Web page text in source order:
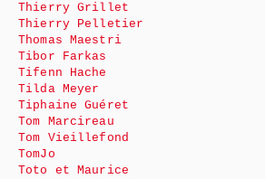
Thierry Grillet
Thierry Pelletier
Thomas Maestri
Tibor Farkas
Tifenn Hache
Tilda Meyer
Tiphaine Guéret
Tom Marcireau
Tom Vieillefond
TomJo
Toto et Maurice